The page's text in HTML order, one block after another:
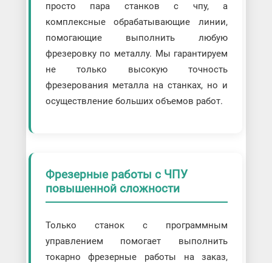
просто пара станков с чпу, а
комплексные обрабатывающие линии,
помогающие выполнить любую
фрезеровку по металлу. Мы гарантируем
не только высокую точность
фрезерования металла на станках, но и
осуществление больших объемов работ.
Фрезерные работы с ЧПУ
повышенной сложности
Только станок с программным
управлением помогает выполнить
токарно фрезерные работы на заказ,